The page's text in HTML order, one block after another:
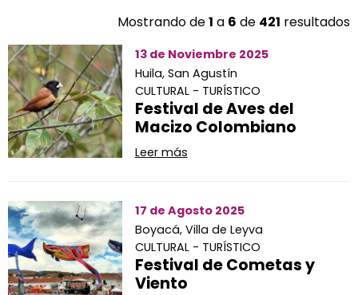
Mostrando de1 a 6 de 421 resultados
13 de Noviembre 2025
Huila, San Agustín
CULTURAL - TURÍSTICO
Festival de Aves del
Macizo Colombiano
Leer más
17 de Agosto 2025
Boyacá, Villa de Leyva
CULTURAL - TURÍSTICO
Festival de Cometas y
Viento